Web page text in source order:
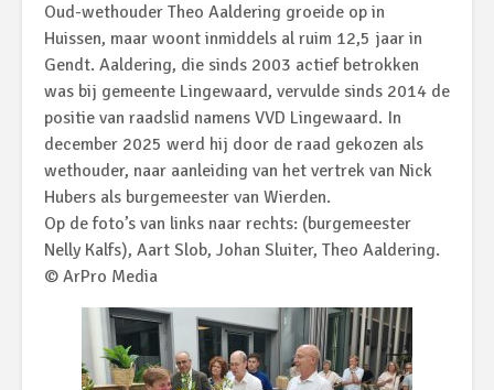
Oud-wethouder Theo Aaldering groeide op in
Huissen, maar woont inmiddels al ruim 12,5 jaar in
Gendt. Aaldering, die sinds 2003 actief betrokken
was bij gemeente Lingewaard, vervulde sinds 2014 de
positie van raadslid namens VVD Lingewaard. In
december 2025 werd hij door de raad gekozen als
wethouder, naar aanleiding van het vertrek van Nick
Hubers als burgemeester van Wierden.
Op de foto’s van links naar rechts: (burgemeester
Nelly Kalfs), Aart Slob, Johan Sluiter, Theo Aaldering.
© ArPro Media